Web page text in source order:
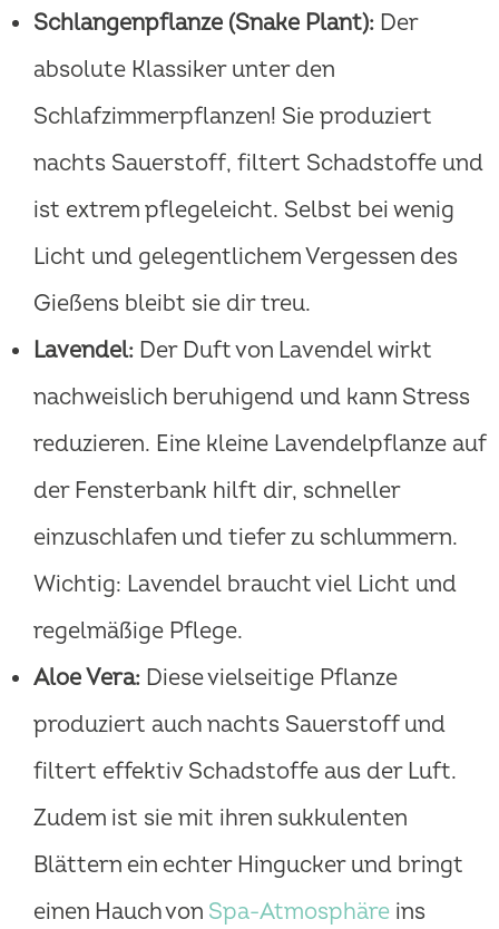
Schlangenpflanze (Snake Plant): Der
absolute Klassiker unter den
Schlafzimmerpflanzen! Sie produziert
nachts Sauerstoff, filtert Schadstoffe und
ist extrem pflegeleicht. Selbst bei wenig
Licht und gelegentlichem Vergessen des
Gießens bleibt sie dir treu.
Lavendel: Der Duft von Lavendel wirkt
nachweislich beruhigend und kann Stress
reduzieren. Eine kleine Lavendelpflanze auf
der Fensterbank hilft dir, schneller
einzuschlafen und tiefer zu schlummern.
Wichtig: Lavendel braucht viel Licht und
regelmäßige Pflege.
Aloe Vera: Diese vielseitige Pflanze
produziert auch nachts Sauerstoff und
filtert effektiv Schadstoffe aus der Luft.
Zudem ist sie mit ihren sukkulenten
Blättern ein echter Hingucker und bringt
einen Hauch von Spa-Atmosphäre ins